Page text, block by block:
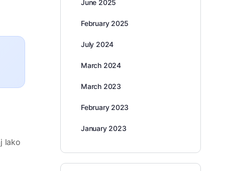
lako
June 2025
February 2025
July 2024
March 2024
March 2023
February 2023
January 2023